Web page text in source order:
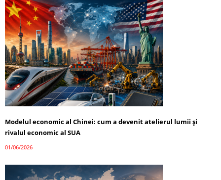
Modelul economic al Chinei: cum a devenit atelierul lumii și
rivalul economic al SUA
01/06/2026